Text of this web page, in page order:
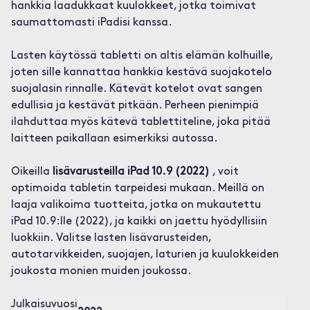
hankkia laadukkaat kuulokkeet, jotka toimivat
saumattomasti iPadisi kanssa.
Lasten käytössä tabletti on altis elämän kolhuille,
joten sille kannattaa hankkia kestävä suojakotelo
suojalasin rinnalle. Kätevät kotelot ovat sangen
edullisia ja kestävät pitkään. Perheen pienimpiä
ilahduttaa myös kätevä tablettiteline, joka pitää
laitteen paikallaan esimerkiksi autossa.
Oikeilla lisävarusteilla iPad 10.9 (2022) , voit
optimoida tabletin tarpeidesi mukaan. Meillä on
laaja valikoima tuotteita, jotka on mukautettu
iPad 10.9:lle (2022), ja kaikki on jaettu hyödyllisiin
luokkiin. Valitse lasten lisävarusteiden,
autotarvikkeiden, suojajen, laturien ja kuulokkeiden
joukosta monien muiden joukossa.
Julkaisuvuosi